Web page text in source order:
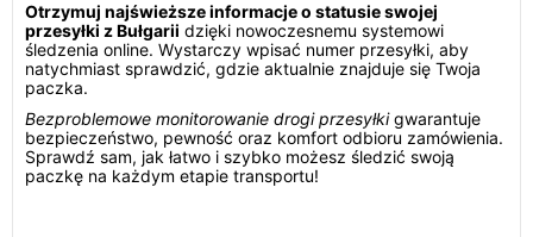
Otrzymuj najświeższe informacje o statusie swojej
przesyłki z Bułgarii dzięki nowoczesnemu systemowi
śledzenia online. Wystarczy wpisać numer przesyłki, aby
natychmiast sprawdzić, gdzie aktualnie znajduje się Twoja
paczka.
Bezproblemowe monitorowanie drogi przesyłkigwarantuje
bezpieczeństwo, pewność oraz komfort odbioru zamówienia.
Sprawdź sam, jak łatwo i szybko możesz śledzić swoją
paczkę na każdym etapie transportu!